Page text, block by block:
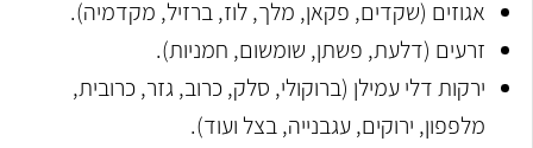
אגוזים (שקדים, פקאן, מלך, לוז, ברזיל, מקדמיה).
זרעים (דלעת, פשתן, שומשום, חמניות).
ירקות דלי עמילן (ברוקולי, סלק, כרוב, גזר, כרובית,
מלפפון, ירוקים, עגבנייה, בצל ועוד).